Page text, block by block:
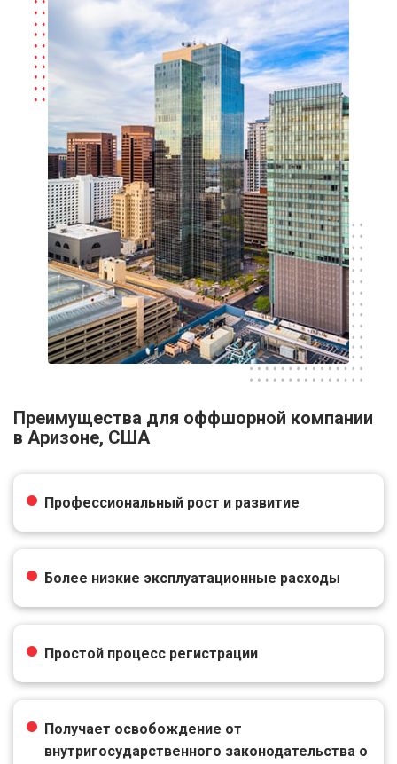
Преимущества для оффшорной компании
в Аризоне, США
Профессиональный рост и развитие
Более низкие эксплуатационные расходы
Простой процесс регистрации
Получает освобождение от
внутригосударственного законодательства о